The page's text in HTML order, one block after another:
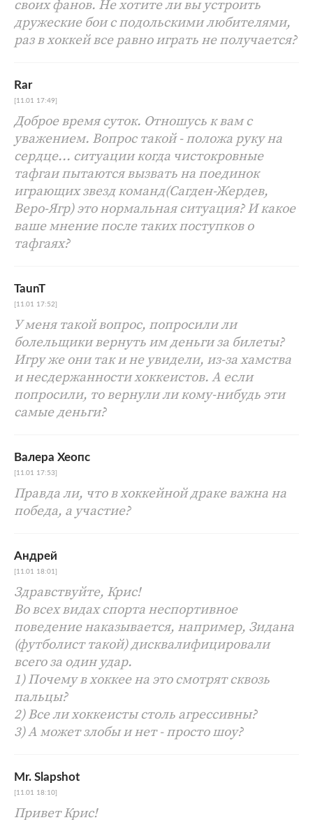
своих фанов. Не хотите ли вы устроить
дружеские бои с подольскими любителями,
раз в хоккей все равно играть не получается?
Rar
[11.01 17:49]
Доброе время суток. Отношусь к вам с
уважением. Вопрос такой - положа руку на
сердце... ситуации когда чистокровные
тафгаи пытаются вызвать на поединок
играющих звезд команд(Сагден-Жердев,
Веро-Ягр) это нормальная ситуация? И какое
ваше мнение после таких поступков о
тафгаях?
TaunT
[11.01 17:52]
У меня такой вопрос, попросили ли
болельщики вернуть им деньги за билеты?
Игру же они так и не увидели, из-за хамства
и несдержанности хоккеистов. А если
попросили, то вернули ли кому-нибудь эти
самые деньги?
Валера Хеопс
[11.01 17:53]
Правда ли, что в хоккейной драке важна на
победа, а участие?
Андрей
[11.01 18:01]
Здравствуйте, Крис!
Во всех видах спорта неспортивное
поведение наказывается, например, Зидана
(футболист такой) дисквалифицировали
всего за один удар.
1) Почему в хоккее на это смотрят сквозь
пальцы?
2) Все ли хоккеисты столь агрессивны?
3) А может злобы и нет - просто шоу?
Mr. Slapshot
[11.01 18:10]
Привет Крис!